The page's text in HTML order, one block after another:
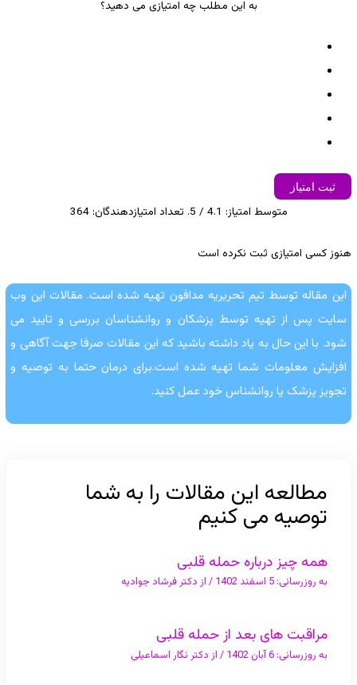
به این مطلب چه امتیازی می دهید؟
ثبت امتیاز
متوسط امتیاز: 4.1 / 5. تعداد امتیازدهندگان: 364
هنوز کسی امتیازی ثبت نکرده است
این مقاله توسط تیم تحریریه مدافون تهیه شده است. مقالات این وب
سایت پس از تهیه توسط پزشکان و روانشناسان بررسی و تایید می
شود. با این حال به یاد داشته باشید که این مقالات صرفا جهت آگاهی و
افزایش معلومات شما تهیه شده است.برای درمان حتما به توصیه و
تجویز پزشک یا روانشناس خود عمل کنید.
مطالعه این مقالات را به شما
توصیه می کنیم
همه چیز درباره حمله قلبی
به روزرسانی: 5 اسفند 1402 / از دکتر فرشاد جوادیه
مراقبت های بعد از حمله قلبی
به روزرسانی: 6 آبان 1402 / از دکتر نگار اسماعیلی